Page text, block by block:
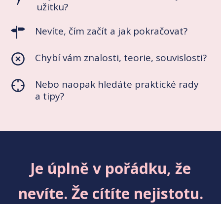
užitku?
Nevíte, čím začít a jak pokračovat?
Chybí vám znalosti, teorie, souvislosti?
Nebo naopak hledáte praktické rady
a tipy?
Je úplně v pořádku, že
nevíte. Že cítíte nejistotu.